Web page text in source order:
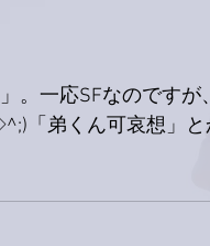
。一応SFなのです
「弟くん可哀想」